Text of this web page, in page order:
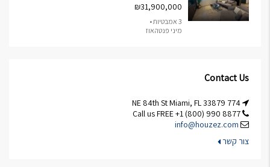
₪31,900,000
3 אמבטיות •
מיני פנטהאוז
Contact Us
info@houzez.com
צור קשר